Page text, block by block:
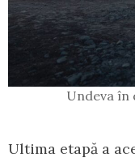
Undeva în
Ultima etapă a